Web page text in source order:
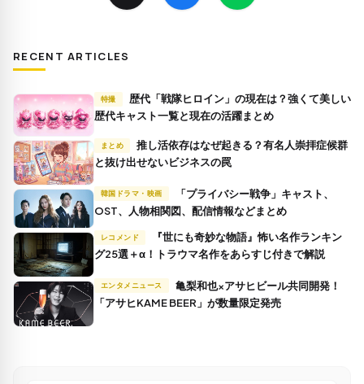
RECENT ARTICLES
特撮
歴代キャスト一覧と現在の活躍まとめ
まとめ
推し活依存はなぜ起きる？有名人崇拝症候群
と抜け出せないビジネスの罠
韓国ドラマ・映画
OST、人物相関図、配信情報などまとめ
レコメンド
グ25選＋α！トラウマ名作をあらすじ付きで解説
エンタメニュース
「アサヒKAME BEER」が数量限定発売